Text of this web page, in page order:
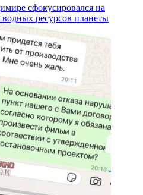
сфокусировался на
ресурсов планеты